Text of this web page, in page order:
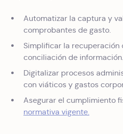
Automatizar la captura y
comprobantes de gasto.
Simplificar la recuperación
conciliación de información.
Digitalizar procesos
con viáticos y gastos
Asegurar el cumplimiento
normativa vigente.